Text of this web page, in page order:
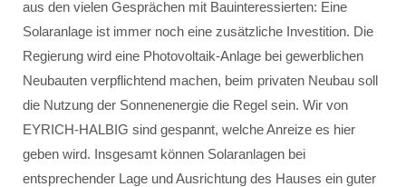
aus den vielen Gesprächen mit Bauinteressierten: Eine
Solaranlage ist immer noch eine zusätzliche Investition. Die
Regierung wird eine Photovoltaik-Anlage bei gewerblichen
Neubauten verpflichtend machen, beim privaten Neubau soll
die Nutzung der Sonnenenergie die Regel sein. Wir von
EYRICH-HALBIG sind gespannt, welche Anreize es hier
geben wird. Insgesamt können Solaranlagen bei
entsprechender Lage und Ausrichtung des Hauses ein guter